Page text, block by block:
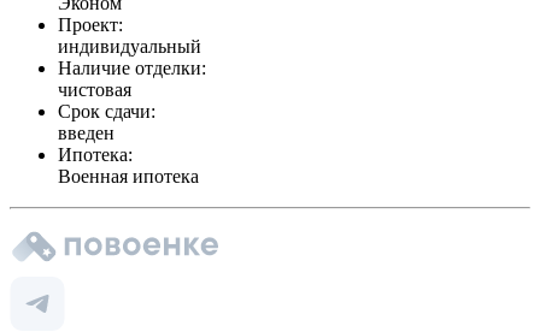
Проект:
индивидуальный
Наличие отделки:
чистовая
Срок сдачи:
введен
Ипотека:
Военная ипотека